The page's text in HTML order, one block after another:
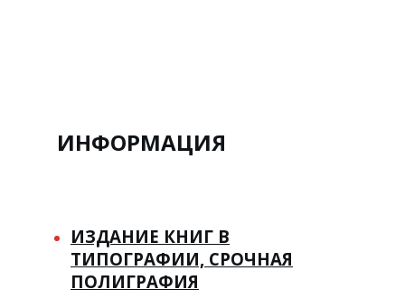
ИНФОРМАЦИЯ
ИЗДАНИЕ КНИГ В
ТИПОГРАФИИ, СРОЧНАЯ
ПОЛИГРАФИЯ